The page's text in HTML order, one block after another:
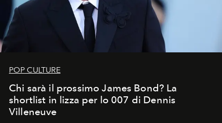
POP CULTURE
Chi sarà il prossimo James Bond? La
shortlist in lizza per lo 007 di Dennis
Villeneuve